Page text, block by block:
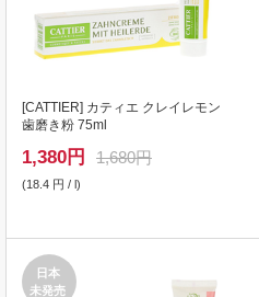
[CATTIER] カティエ クレイレモン
歯磨き粉 75ml
1,380円 1,680円
(18.4 円 / l)
日本
未発売